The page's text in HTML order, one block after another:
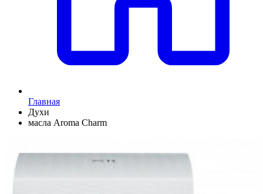
Главная
Духи
масла Aroma Charm